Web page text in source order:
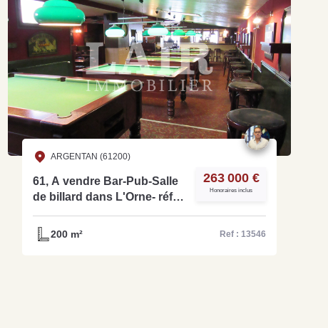
ARGENTAN (61200)
61, A vendre Bar-Pub-Salle
de billard dans L'Orne- réf
263 000 €
Honoraires inclus
200 m² Ref : 13546